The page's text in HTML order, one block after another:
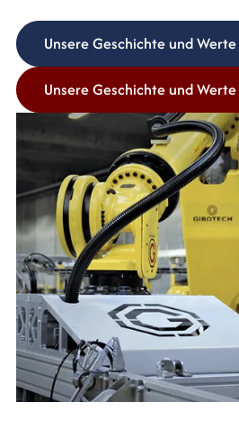
Unsere Geschichte und Werte
Unsere Geschichte und Werte